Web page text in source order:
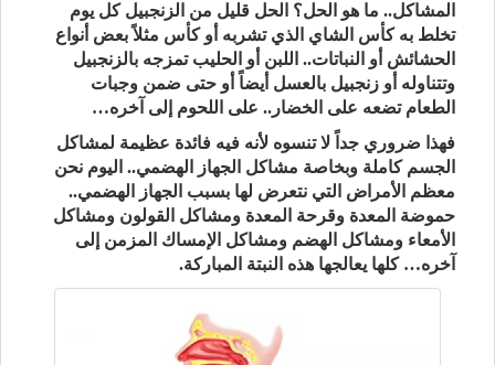
المشاكل.. ما هو الحل؟ الحل قليل من الزنجبيل كل يوم
تخلط به كأس الشاي الذي تشربه أو كأس مثلاً بعض أنواع
الحشائش أو النباتات.. اللبن أو الحليب تمزجه بالزنجبيل
وتتناوله أو زنجبيل بالعسل أيضاً أو حتى ضمن وجبات
الطعام تضعه على الخضار.. على اللحوم إلى آخره…
فهذا ضروري جداً لا تنسوه لأنه فيه فائدة عظيمة لمشاكل
الجسم كاملة وبخاصة مشاكل الجهاز الهضمي.. اليوم نحن
معظم الأمراض التي نتعرض لها بسبب الجهاز الهضمي..
حموضة المعدة وقرحة المعدة ومشاكل القولون ومشاكل
الأمعاء ومشاكل الهضم ومشاكل الإمساك المزمن إلى
آخره… كلها يعالجها هذه النبتة المباركة.